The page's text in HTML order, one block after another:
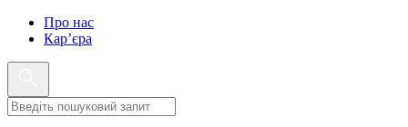
Про нас
Кар’єра